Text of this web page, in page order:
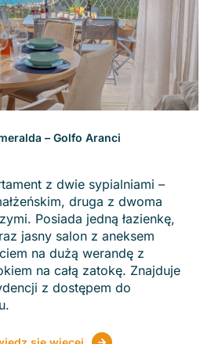
– Golfo Aranci
z dwie sypialniami –
druga z dwoma
Posiada jedną łazienkę,
jasny salon z aneksem
na dużą werandę z
na całą zatokę. Znajduje
z dostępem do